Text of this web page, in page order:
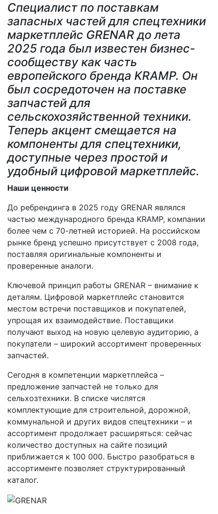
Специалист по поставкам
запасных частей для спецтехники
маркетплейс GRENAR до лета
2025 года был известен бизнес-
сообществу как часть
европейского бренда KRAMP. Он
был сосредоточен на поставке
запчастей для
сельскохозяйственной техники.
Теперь акцент смещается на
компоненты для спецтехники,
доступные через простой и
удобный цифровой маркетплейс.
Наши ценности
До ребрендинга в 2025 году GRENAR являлся
частью международного бренда KRAMP, компании
более чем с 70-летней историей. На российском
рынке бренд успешно присутствует с 2008 года,
поставляя оригинальные компоненты и
проверенные аналоги.
Ключевой принцип работы GRENAR – внимание к
деталям. Цифровой маркетплейс становится
местом встречи поставщиков и покупателей,
упрощая их взаимодействие. Поставщики
получают выход на новую целевую аудиторию, а
покупатели – широкий ассортимент проверенных
запчастей.
Сегодня в компетенции маркетплейса –
предложение запчастей не только для
сельхозтехники. В списке числятся
комплектующие для строительной, дорожной,
коммунальной и других видов спецтехники – и
ассортимент продолжает расширяться: сейчас
количество доступных на сайте позиций
приближается к 100 000. Быстро разобраться в
ассортименте позволяет структурированный
каталог.